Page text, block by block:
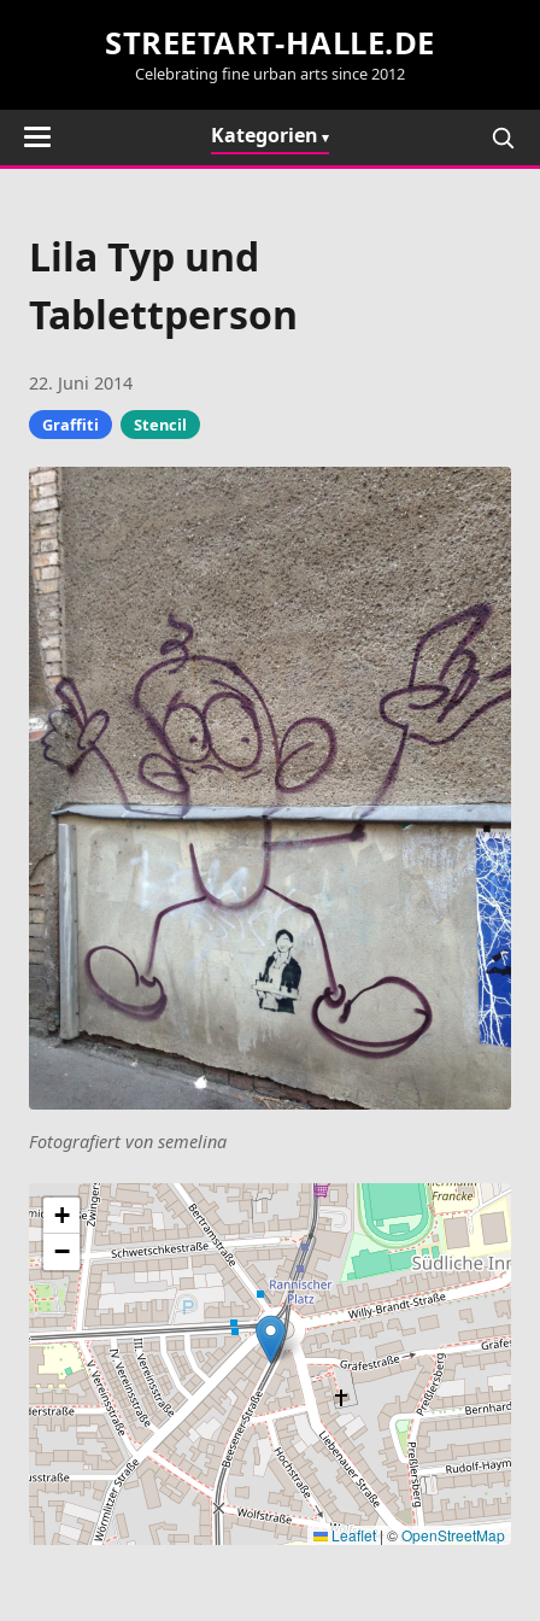
STREETART-HALLE.DE
Celebrating fine urban arts since 2012
Kategorien
Lila Typ und
Tablettperson
22. Juni 2014
Graffiti Stencil
Fotografiert von semelina
+
−
Leaflet|©OpenStreetMap